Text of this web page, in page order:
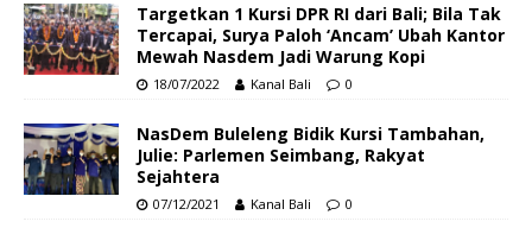
Targetkan 1 Kursi DPR RI dari Bali; Bila Tak
Tercapai, Surya Paloh ‘Ancam’ Ubah Kantor
Mewah Nasdem Jadi Warung Kopi
18/07/2022 Kanal Bali 0
NasDem Buleleng Bidik Kursi Tambahan,
Julie: Parlemen Seimbang, Rakyat
Sejahtera
07/12/2021 Kanal Bali 0